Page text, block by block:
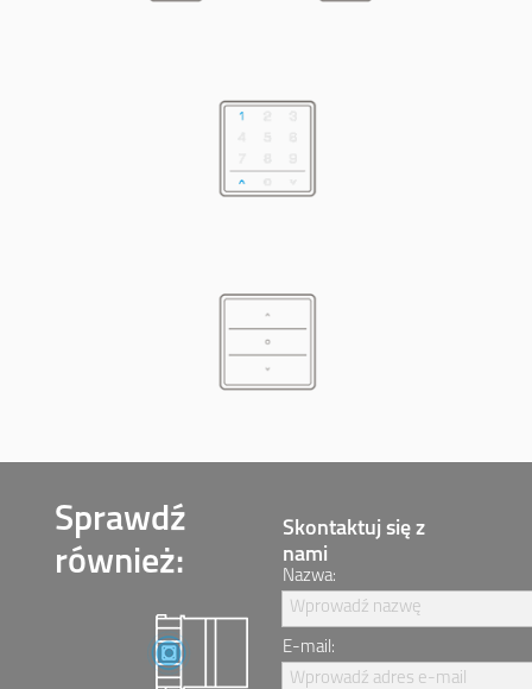
Sprawdź
również:
Skontaktuj się z
nami
Nazwa:
Wprowadź nazwę
E-mail:
Wprowadź adres e-mail